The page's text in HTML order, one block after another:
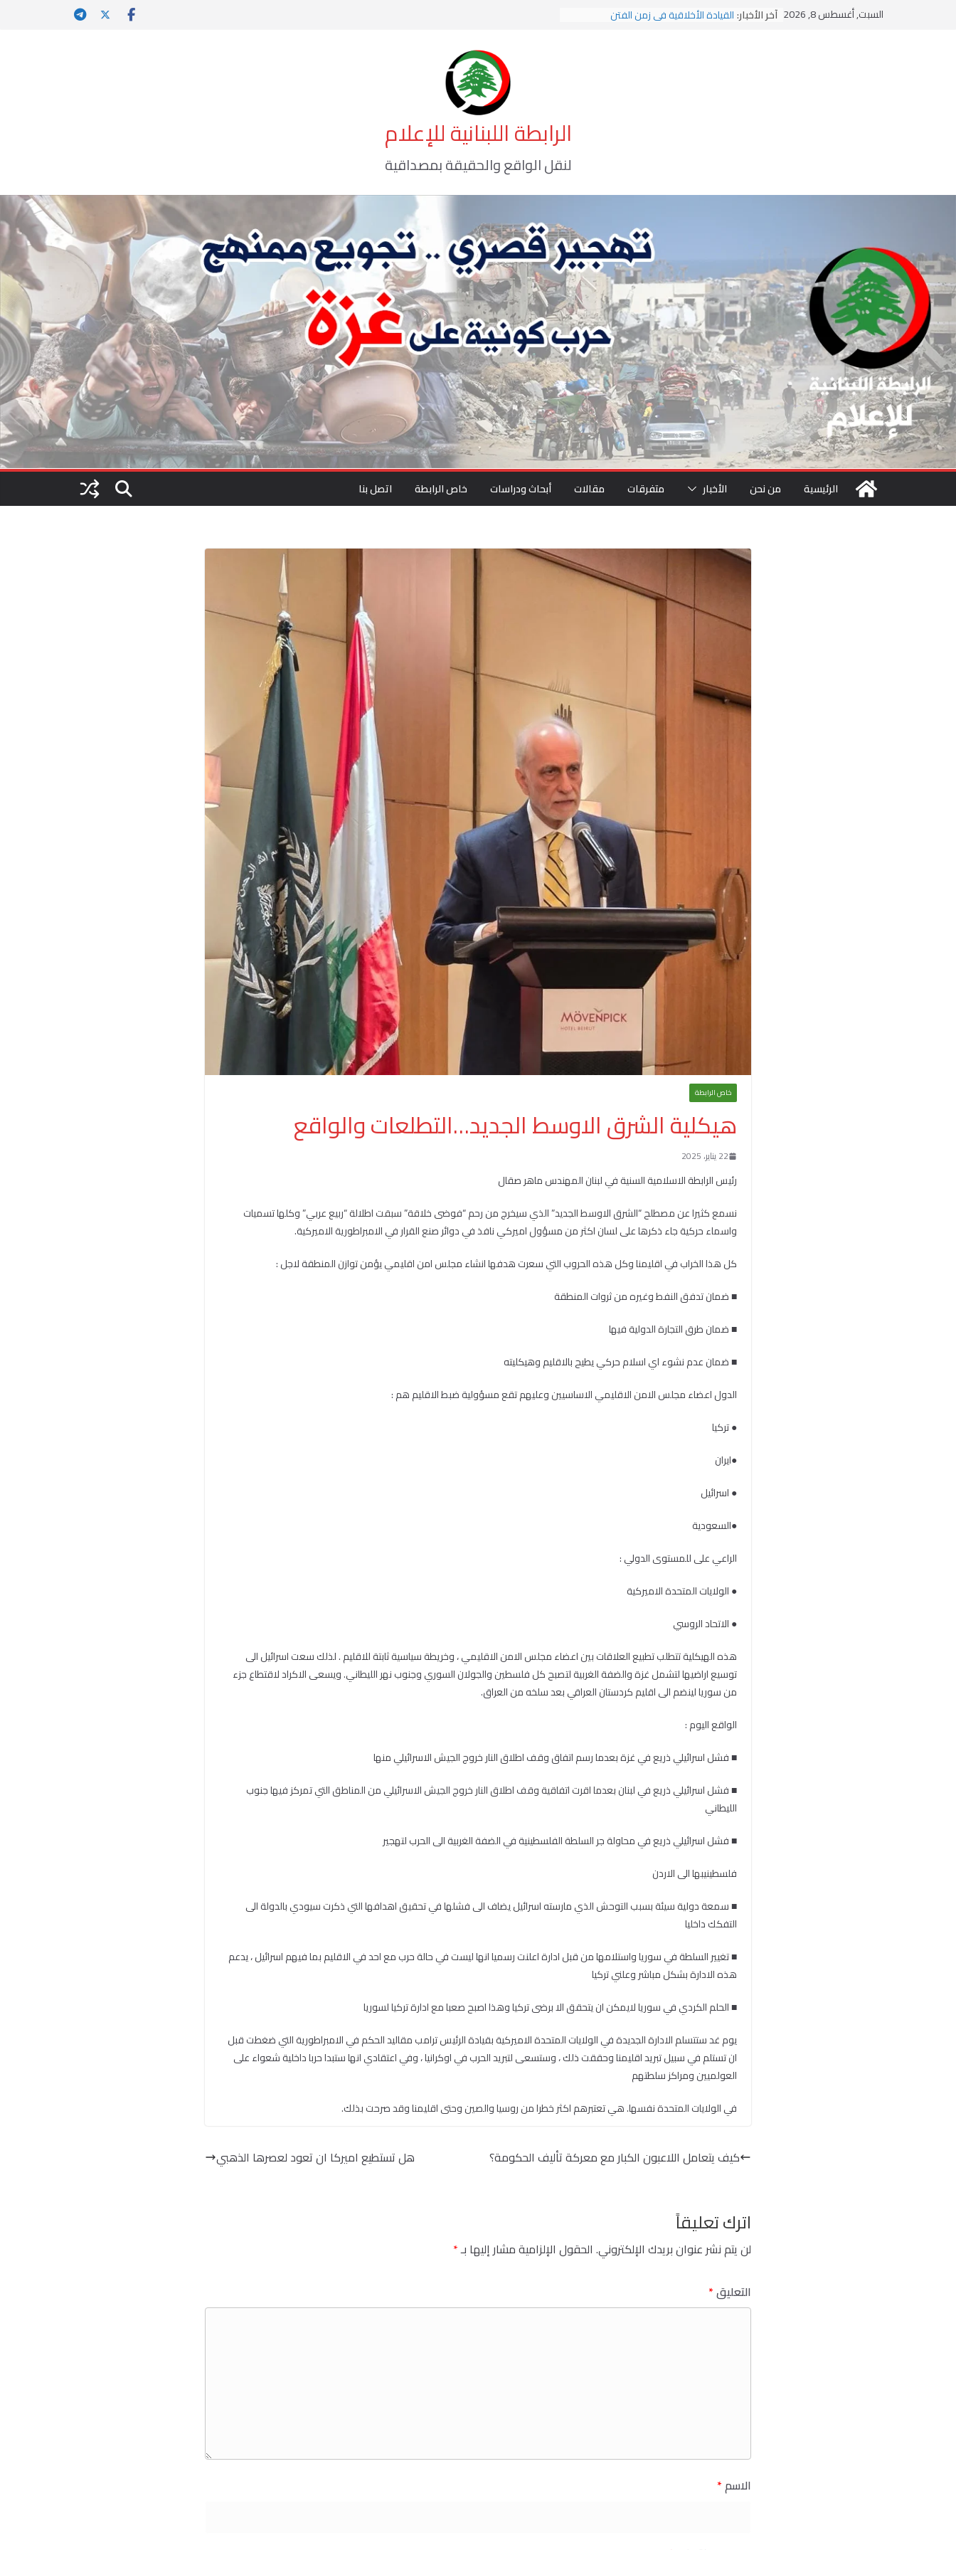
السبت, أغسطس 8, 2026 آخر الأخبار:يومَ يَفيضُ العَرَقُ
القيادة الأخلاقية في زمن الفتن
الرابطة اللبنانية للإعلام
لنقل الواقع والحقيقة بمصداقية
الرئيسية من نحن الأخبار متفرقات مقالات أبحاث ودراسات خاص الرابطة اتصل بنا
خاص الرابطة
هيكلية الشرق الاوسط الجديد…التطلعات والواقع
22 يناير، 2025
رئيس الرابطة الاسلامية السنية في لبنان المهندس ماهر صقال
نسمع كثيرا عن مصطلح “الشرق الاوسط الجديد” الذي سيخرج من رحم “فوضى خلاقة” سبقت اطلالة “ربيع عربي” وكلها تسميات
واسماء حركية جاء ذكرها على لسان اكثر من مسؤول اميركي نافذ في دوائر صنع القرار في الامبراطورية الاميركية.
كل هذا الخراب في اقليمنا وكل هذه الحروب التي سعرت هدفها انشاء مجلس امن اقليمي يؤمن توازن المنطقة لاجل :
■ضمان تدفق النفط وغيره من ثروات المنطقة
■ ضمان طرق التجارة الدولية فيها
■ ضمان عدم نشوء اي اسلام حركي يطيح بالاقليم وهيكليته
الدول اعضاء مجلس الامن الاقليمي الاساسيين وعليهم تقع مسؤولية ضبط الاقليم هم :
● تركيا
●ايران
● اسرائيل
●السعودية
الراعي على للمستوى الدولي :
● الولايات المتحدة الاميركية
● الاتحاد الروسي
هذه الهيكلية تتطلب تطبيع العلاقات بين اعضاء مجلس الامن الاقليمي ، وخريطة سياسية ثابتة للاقليم . لذلك سعت اسرائيل الى
توسيع اراضيها لتشمل غزة والضفة الغربية لتصبح كل فلسطين والجولان السوري وجنوب نهر الليطاني. ويسعى الاكراد لاقتطاع جزء
من سوريا لينضم الى اقليم كردستان العراقي بعد سلخه من العراق.
الواقع اليوم :
■ فشل اسرائيلي ذريع في غزة بعدما رسم اتفاق وقف اطلاق النار خروج الجيش الاسرائيلي منها
■ فشل اسرائيلي ذريع في لبنان بعدما اقرت اتفاقية وقف اطلاق النار خروج الجيش الاسرائيلي من المناطق التي تمركز فيها جنوب
الليطاني
■ فشل اسرائيلي ذريع في محاولة جر السلطة الفلسطينية في الضفة الغربية الى الحرب لتهجير
فلسطينيبها الى الاردن
■ سمعة دولية سيئة بسبب التوحش الذي مارسته اسرائيل يضاف الى فشلها في تحقيق اهدافها التي ذكرت سيودي بالدولة الى
التفكك داخليا
■ تغيير السلطة في سوريا واستلامها من قبل ادارة اعلنت رسميا انها ليست في حالة حرب مع احد في الاقليم بما فيهم اسرائيل ، يدعم
هذه الادارة بشكل مباشر وعلني تركيا
■ الحلم الكردي في سوريا لايمكن ان يتحقق الا برضى تركيا وهذا اصبح صعبا مع ادارة تركيا لسوريا
يوم غد ستتسلم الادارة الجديدة في الولايات المتحدة الاميركية بقيادة الرئيس ترامب مقاليد الحكم في الامبراطورية التي ضغطت قبل
ان تستلم في سبيل تبريد اقليمنا وحققت ذلك ، وستسعى لتبريد الحرب في اوكرانيا ، وفي اعتقادي انها ستبدا حربا داخلية شعواء على
العولميين ومراكز سلطتهم
في الولايات المتحدة نفسها. هي تعتبرهم اكثر خطرا من روسيا والصين وحتى اقليمنا وقد صرحت بذلك.
كيف يتعامل اللاعبون الكبار مع معركة تأليف الحكومة؟ هل تستطيع اميركا ان تعود لعصرها الذهبي
اترك تعليقاً
لن يتم نشر عنوان بريدك الإلكتروني. الحقول الإلزامية مشار إليها بـ*
التعليق*
الاسم*